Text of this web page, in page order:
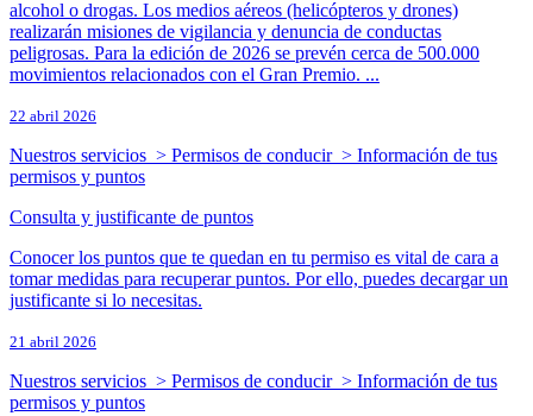
alcohol o drogas. Los medios aéreos (helicópteros y drones)
realizarán misiones de vigilancia y denuncia de conductas
peligrosas. Para la edición de 2026 se prevén cerca de 500.000
movimientos relacionados con el Gran Premio. ...
22 abril 2026
Nuestros servicios > Permisos de conducir > Información de tus
permisos y puntos
Consulta y justificante de puntos
Conocer los puntos que te quedan en tu permiso es vital de cara a
tomar medidas para recuperar puntos. Por ello, puedes decargar un
justificante si lo necesitas.
21 abril 2026
Nuestros servicios > Permisos de conducir > Información de tus
permisos y puntos